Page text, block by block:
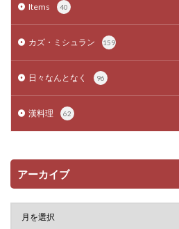
Items 40
カズ・ミシュラン 159
日々なんとなく 96
漢料理 62
アーカイブ